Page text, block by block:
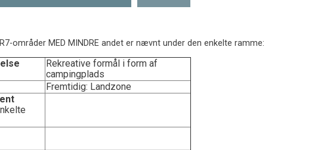
områder MED MINDRE andet er nævnt under den enkelte ramme:
Rekreative formål i form af
campingplads
Fremtidig: Landzone